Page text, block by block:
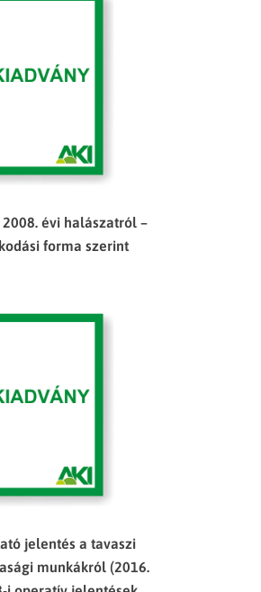
évi halászatról –
forma szerint
jelentés a tavaszi
munkákról (2016.